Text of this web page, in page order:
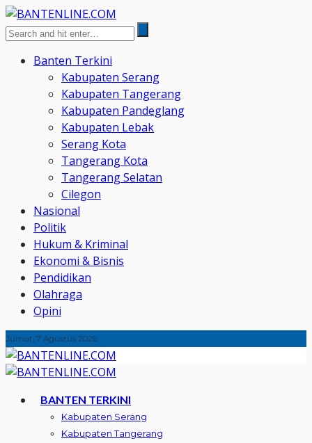
Banten Terkini
Kabupaten Serang
Kabupaten Tangerang
Kabupaten Pandeglang
Kabupaten Lebak
Serang Kota
Tangerang Kota
Tangerang Selatan
Cilegon
Nasional
Politik
Hukum & Kriminal
Ekonomi & Bisnis
Pendidikan
Olahraga
Opini
Jumat, 7 Agustus 2026
BANTEN TERKINI
Kabupaten Serang
Kabupaten Tangerang